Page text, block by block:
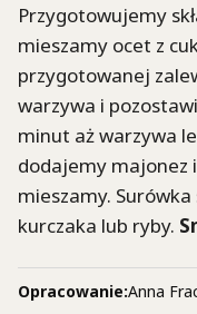
Przygotowujemy
mieszamy ocet z
przygotowanej
warzywa i
minut aż warzywa
dodajemy majonez i
mieszamy.
kurczaka lub ryby.
Opracowanie:Anna